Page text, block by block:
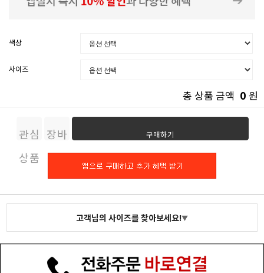
색상
사이즈
총 상품 금액 0 원
관심
상품
장바
구니
구매하기
고객님의 사이즈를 찾아보세요!▼